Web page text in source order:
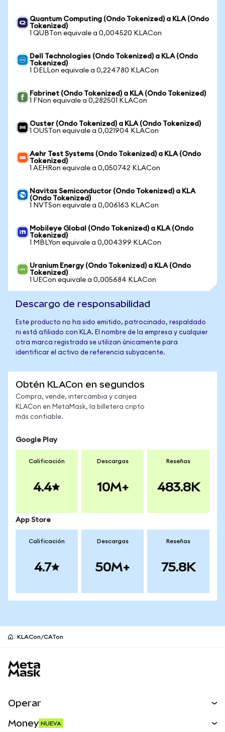
Quantum Computing (Ondo Tokenized) a KLA (Ondo
Tokenized)
1 QUBTon equivale a 0,004520 KLACon
Dell Technologies (Ondo Tokenized) a KLA (Ondo
Tokenized)
1 DELLon equivale a 0,224780 KLACon
Fabrinet (Ondo Tokenized) a KLA (Ondo Tokenized)
1 FNon equivale a 0,282501 KLACon
Ouster (Ondo Tokenized) a KLA (Ondo Tokenized)
1 OUSTon equivale a 0,021904 KLACon
Aehr Test Systems (Ondo Tokenized) a KLA (Ondo
Tokenized)
1 AEHRon equivale a 0,050742 KLACon
Navitas Semiconductor (Ondo Tokenized) a KLA
(Ondo Tokenized)
1 NVTSon equivale a 0,006163 KLACon
Mobileye Global (Ondo Tokenized) a KLA (Ondo
Tokenized)
1 MBLYon equivale a 0,004399 KLACon
Uranium Energy (Ondo Tokenized) a KLA (Ondo
Tokenized)
1 UECon equivale a 0,005684 KLACon
Descargo de responsabilidad
Este producto no ha sido emitido, patrocinado, respaldado
ni está afiliado con KLA. El nombre de la empresa y cualquier
otra marca registrada se utilizan únicamente para
identificar el activo de referencia subyacente.
Obtén KLACon en segundos
Compra, vende, intercambia y canjea
KLACon en MetaMask, la billetera cripto
más confiable.
Google Play
Calificación
4.4
Descargas
10M+
Reseñas
483.8K
App Store
Calificación
4.7
Descargas
50M+
Reseñas
75.8K
KLACon/CATon
Operar
Money NUEVA